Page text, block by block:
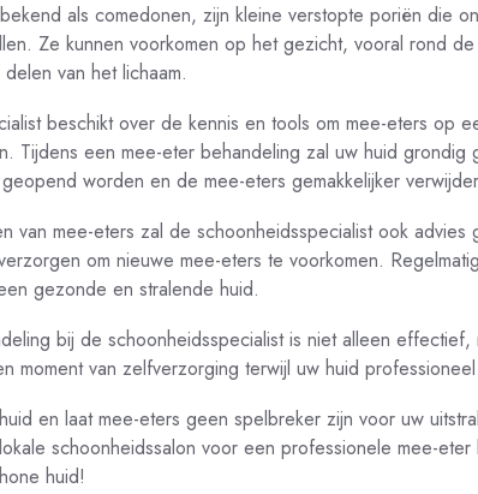
als comedonen, zijn kleine verstopte poriën die
Ze kunnen voorkomen op het gezicht, vooral rond
van het lichaam.
beschikt over de kennis en tools om mee-eters op
Tijdens een mee-eter behandeling zal uw huid grondig
worden en de mee-eters gemakkelijker
van mee-eters zal de schoonheidsspecialist ook
om nieuwe mee-eters te voorkomen.
gezonde en stralende huid.
bij de schoonheidsspecialist is niet alleen effectief,
moment van zelfverzorging terwijl uw huid
en laat mee-eters geen spelbreker zijn voor uw
schoonheidssalon voor een professionele mee-
huid!